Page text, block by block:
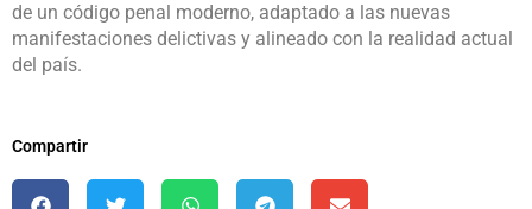
de un código penal moderno, adaptado a las nuevas
manifestaciones delictivas y alineado con la realidad actual
del país.
Compartir